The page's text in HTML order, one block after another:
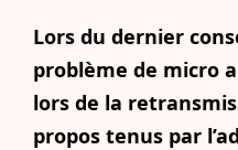
Lors du dernier
problème de micro
lors de la
propos tenus par